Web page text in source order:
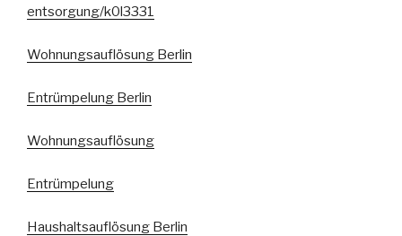
entsorgung/k0l3331
Wohnungsauflösung Berlin
Entrümpelung Berlin
Wohnungsauflösung
Entrümpelung
Haushaltsauflösung Berlin